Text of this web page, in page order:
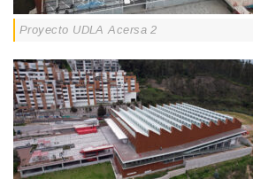
Proyecto UDLA Acersa 2